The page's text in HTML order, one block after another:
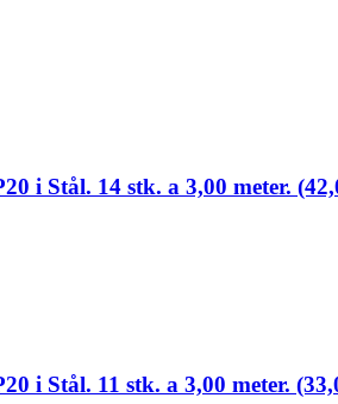
i Stål. 14 stk. a 3,00 meter.
i Stål. 11 stk. a 3,00 meter.